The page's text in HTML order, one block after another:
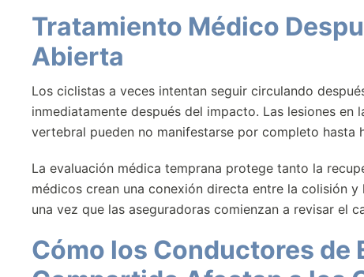
Tratamiento Médico
Abierta
Los ciclistas a veces intentan seguir circulando
inmediatamente después del impacto. Las lesiones
vertebral pueden no manifestarse por completo hasta
La evaluación médica temprana protege tanto la
médicos crean una conexión directa entre la colisión
una vez que las aseguradoras comienzan a revisar el
Cómo los Conductores de